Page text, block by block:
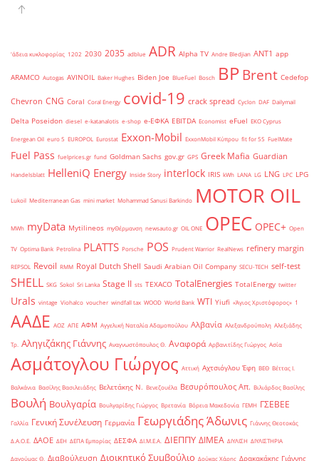
'άδεια κυκλοφορίας 1202 2030 2035 adblue ADR Alpha TV Andre Bledjian ANT1 app
ARAMCO Autogas AVINOIL Baker Hughes Biden Joe BlueFuel Bosch BPBrent Cedefop
Chevron CNG Coral Coral Energy covid-19 crack spread Cyclon DAF Dailymail
Delta Poseidon diesel e-katanalotis e-shop e-ΕΦΚΑ EBITDA Economist eFuel EKO Cyprus
Energean Oil euro 5 EUROPOL Eurostat Exxon-Mobil ExxonMobil Κύπρου fit for 55 FuelMate
Fuel Pass fuelprices.gr fund Goldman Sachs gov.gr GPS Greek Mafia Guardian
Handelsblatt HelleniQ Energy Inside Story interlock IRIS kWh LANA LG LNG LPC LPG
Lukoil Mediterranean Gas mini market Mohammad Sanusi Barkindo MOTOR OIL
MWh myData Mytilineos myΘέρμανση newsauto.gr OIL ONE OPEC OPEC+ Open
TV Optima Bank Petrolina PLATTS Porsche POS Prudent Warrior RealNews refinery margin
REPSOL Revoil RMM Royal Dutch Shell Saudi Arabian Oil Company SECU-TECH self-test
SHELL SKG Sokol Sri Lanka Stage II sts TEXACO TotalEnergies TotalEnergy twitter
Urals vintage Viohalco voucher windfall tax WOOD World Bank WTI Yiufi «Άγιος Χριστόφορος» ΄1
ΑΑΔΕ ΑΟΖ ΑΠΕ ΑΦΜ Αγγελική Ναταλία Αδαμοπούλου Αλβανία Αλεξανδρούπολη Αλεξιάδης
Τρ. Αληγιζάκης Γιάννης Αναγνωστόπουλος Θ. Αναφορά Αρβανιτίδης Γιώργος Ασία
Ασμάτογλου Γιώργος Αττική Αχτσιόγλου Έφη ΒΕΘ Βέττας Ι.
Βαλκάνια Βασίλης Βασιλειάδης Βελετάκης Ν. Βενεζουέλα Βεσυρόπουλος Απ. Βιλιάρδος Βασίλης
Βουλή Βουλγαρία Βουλγαρίδης Γιώργος Βρετανία Βόρεια Μακεδονία ΓΕΜΗ ΓΣΕΒΕΕ
Γαλλία Γενική Συνέλευση Γερμανία Γεωργιάδης Άδωνις Γιάννης Θεοτοκάς
Δ.Α.Ο.Ε. ΔΑΟΕ ΔΕΗ ΔΕΠΑ Εμπορίας ΔΕΣΦΑ ΔΙ.Μ.Ε.Α. ΔΙΕΠΠΥ ΔΙΜΕΑ ΔΙΥΛΙΣΗ ΔΙΥΛΙΣΤΗΡΙΑ
Δαγούμας Θ. Διαβούλευση Διοικητικό Συμβούλιο Δούκας Χάρης Δρακακάκης Γιάννης